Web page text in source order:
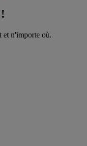
et n'importe où.